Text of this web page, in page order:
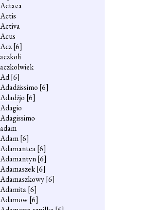
Actaea
Actis
Activa
Acus
Acz[6]
aczkoli
aczkolwiek
Ad[6]
Adadżissimo [6]
Adadżjo [6]
Adagio
Adagissimo
adam
Adam[6]
Adamantea[6]
Adamantyn[6]
Adamaszek[6]
Adamaszkowy[6]
Adamita[6]
Adamow[6]